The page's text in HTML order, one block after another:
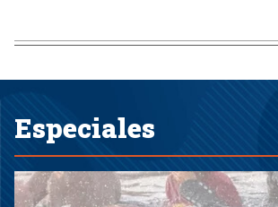
Especiales